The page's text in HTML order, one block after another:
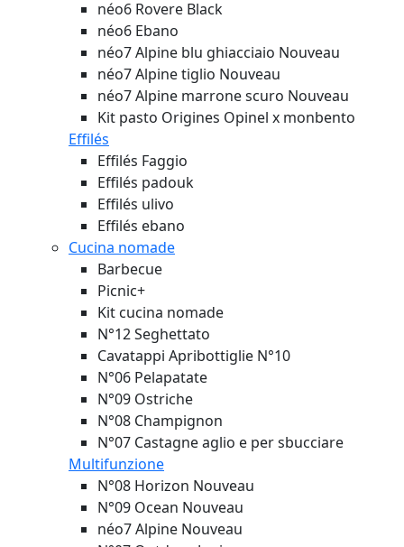
néo6 Rovere Black
néo6 Ebano
néo7 Alpine blu ghiacciaio Nouveau
néo7 Alpine tiglio Nouveau
néo7 Alpine marrone scuro Nouveau
Kit pasto Origines Opinel x monbento
Effilés
Effilés Faggio
Effilés padouk
Effilés ulivo
Effilés ebano
Cucina nomade
Barbecue
Picnic+
Kit cucina nomade
N°12 Seghettato
Cavatappi Apribottiglie N°10
N°06 Pelapatate
N°09 Ostriche
N°08 Champignon
N°07 Castagne aglio e per sbucciare
Multifunzione
N°08 Horizon Nouveau
N°09 Ocean Nouveau
néo7 Alpine Nouveau